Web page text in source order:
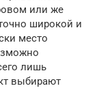
или же
широкой и
место
лишь
выбирают